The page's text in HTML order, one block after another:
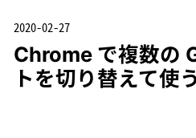
2020-02-27
Chrome で複数の
トを切り替えて使